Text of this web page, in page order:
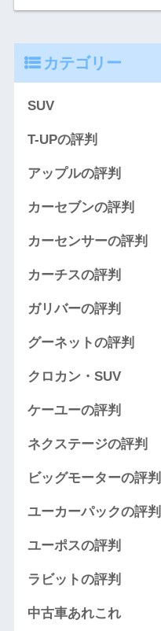
カテゴリー
SUV
T-UPの評判
アップルの評判
カーセブンの評判
カーセンサーの評判
カーチスの評判
ガリバーの評判
グーネットの評判
クロカン・SUV
ケーユーの評判
ネクステージの評判
ビッグモーターの評判
ユーカーパックの評判
ユーポスの評判
ラビットの評判
中古車あれこれ